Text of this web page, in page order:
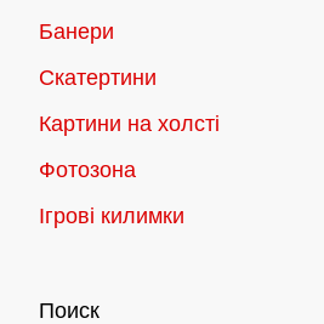
Банери
Скатертини
Картини на холсті
Фотозона
Ігрові килимки
Поиск